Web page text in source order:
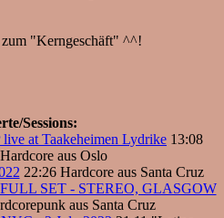
zum "Kerngeschäft" ^^!
Sessions:
at Taakeheimen Lydrike 13:08
aus Oslo
22:26 Hardcore aus Santa Cruz
SET - STEREO, GLASGOW
aus Santa Cruz